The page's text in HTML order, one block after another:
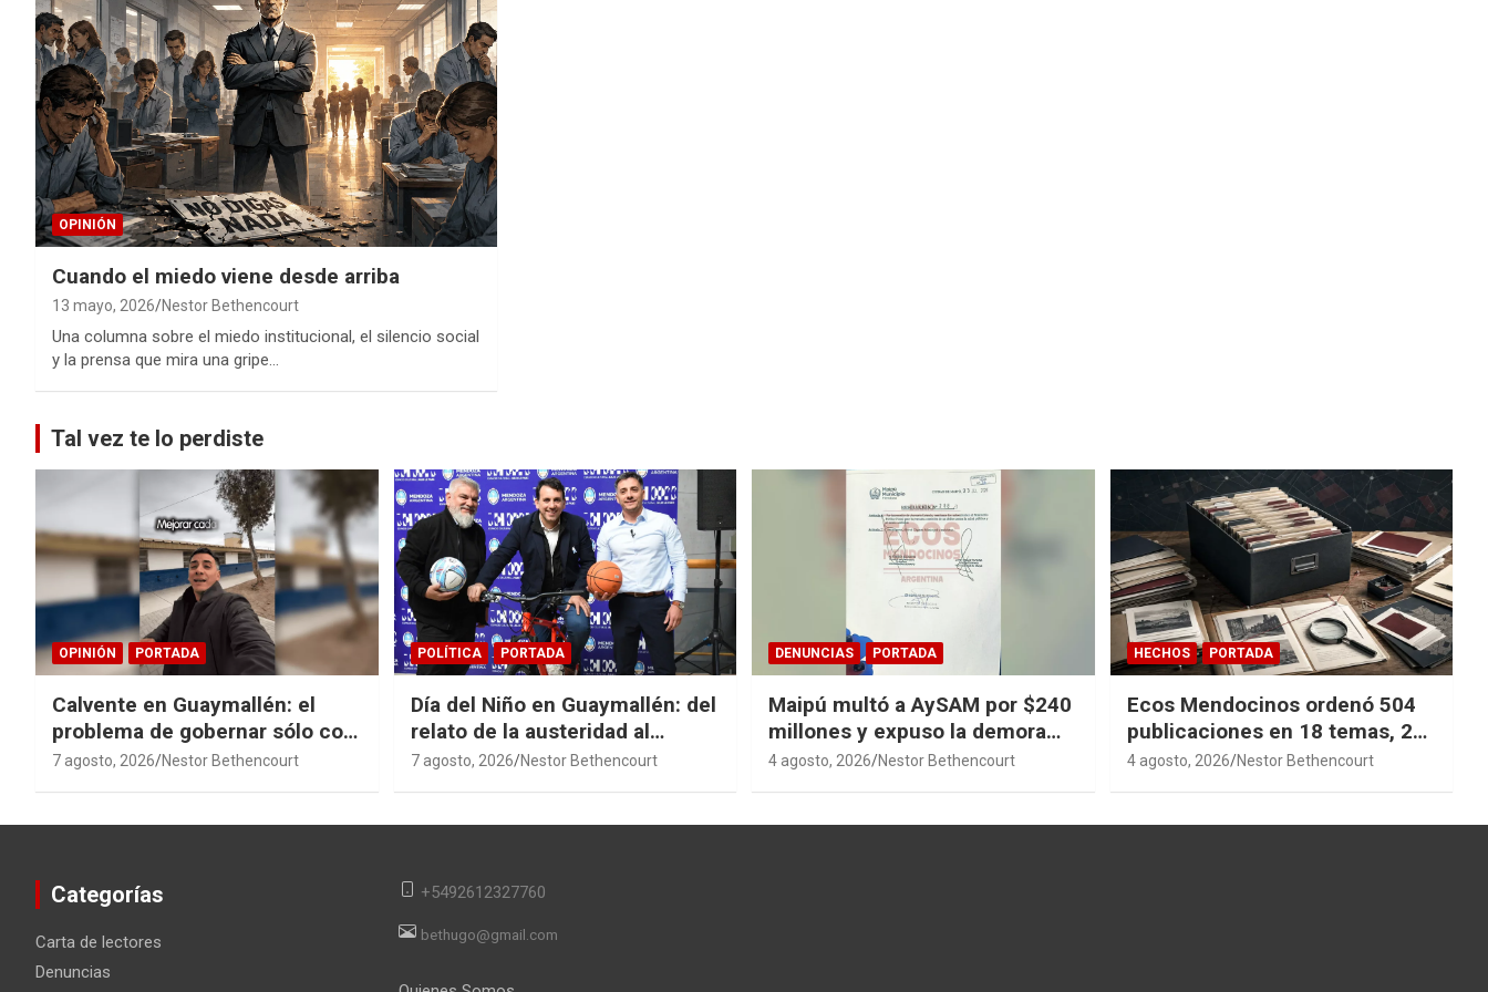
OPINIÓN
Cuando el miedo viene desde arriba
13 mayo, 2026 Nestor Bethencourt
Una columna sobre el miedo institucional, el silencio social
y la prensa que mira una gripe…
Tal vez te lo perdiste
OPINIÓN PORTADA
Calvente en Guaymallén: el
problema de gobernar sólo con
buenas noticias
7 agosto, 2026 Nestor Bethencourt
POLÍTICA PORTADA
Día del Niño en Guaymallén: del
relato de la austeridad al
derroche de $74 millones
7 agosto, 2026 Nestor Bethencourt
DENUNCIAS PORTADA
Maipú multó a AySAM por $240
millones y expuso la demora
cloacal en Guaymallén
4 agosto, 2026 Nestor Bethencourt
HECHOS PORTADA
Ecos Mendocinos ordenó 504
publicaciones en 18 temas, 27
sagas y 14 índices para
4 agosto, 2026 Nestor Bethencourt
Categorías
Carta de lectores
Denuncias
+5492612327760
bethugo@gmail.com